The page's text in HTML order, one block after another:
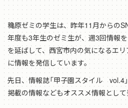
穐原ゼミの学生は、昨年11月からの
年度も3年生のゼミ生が、週3回情報
を延ばして、西宮市内の気になるエ
に情報を発信しています。
先日、情報誌「甲子園スタイル vol.4
掲載の情報などもオススメ情報とし